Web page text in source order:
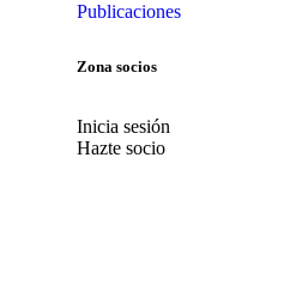
Publicaciones
Zona socios
Inicia sesión
Hazte socio